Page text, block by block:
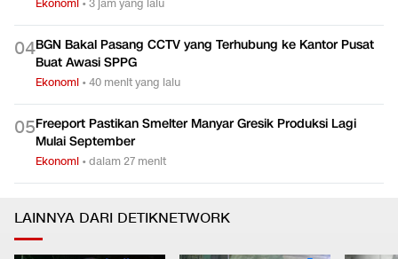
Ekonomi •3 jam yang lalu
04BGN Bakal Pasang CCTV yang Terhubung ke Kantor Pusat
Buat Awasi SPPG
Ekonomi •40 menit yang lalu
05Freeport Pastikan Smelter Manyar Gresik Produksi Lagi
Mulai September
Ekonomi •dalam 27 menit
LAINNYA DARI DETIKNETWORK